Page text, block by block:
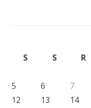
S
S R
5
6 7
12
13 14